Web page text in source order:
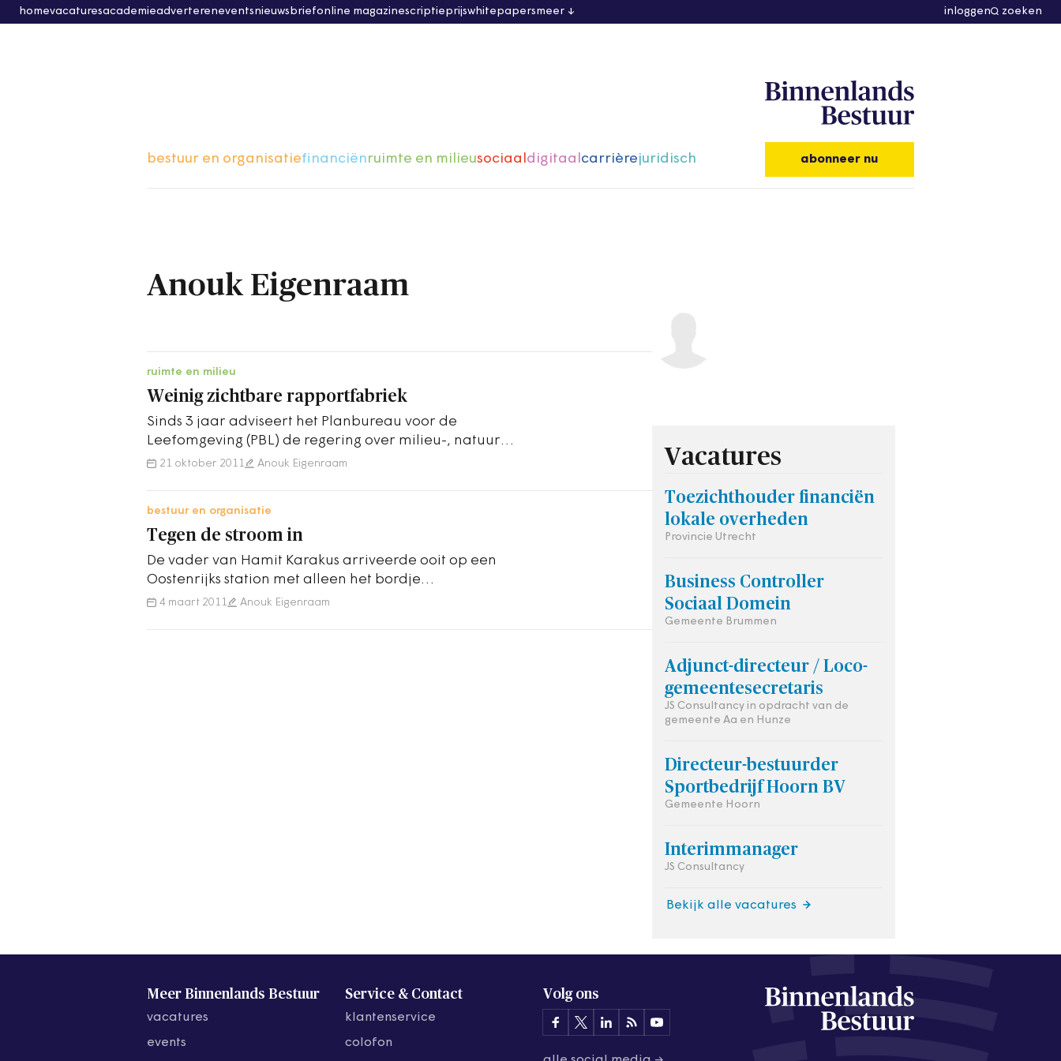
homevacaturesacademieadvertereneventsnieuwsbriefonline magazinescriptieprijswhitepapersmeer inloggen zoeken
bestuur en organisatiefinanciënruimte en milieusociaaldigitaalcarrièrejuridisch abonneer nu
Anouk Eigenraam
ruimte en milieu
Weinig zichtbare rapportfabriek
Sinds 3 jaar adviseert het Planbureau voor de
Leefomgeving (PBL) de regering over milieu-, natuuren
ruimtebeleid. Het resultaat: een enorme…
21 oktober 2011 Anouk Eigenraam
bestuur en organisatie
Tegen de stroom in
De vader van Hamit Karakus arriveerde ooit op een
Oostenrijks station met alleen het bordje
Hauptbahnhof in de hand. Zijn zoon…
4 maart 2011 Anouk Eigenraam
Vacatures
Toezichthouder financiën
lokale overheden
Provincie Utrecht
Business Controller
Sociaal Domein
Gemeente Brummen
Adjunct-directeur / Loco-
gemeentesecretaris
JS Consultancy in opdracht van de
gemeente Aa en Hunze
Directeur-bestuurder
Sportbedrijf Hoorn BV
Gemeente Hoorn
Interimmanager
JS Consultancy
Bekijk alle vacatures
Meer Binnenlands Bestuur
vacatures
events
Service & Contact
klantenservice
colofon
Volg ons